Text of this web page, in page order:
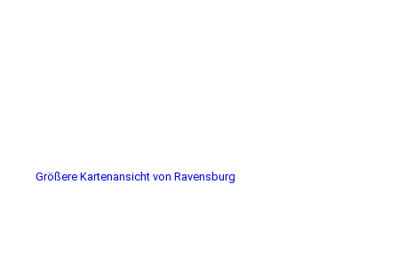
Größere Kartenansicht von Ravensburg